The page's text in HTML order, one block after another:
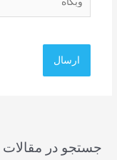
جستجو در مقالات